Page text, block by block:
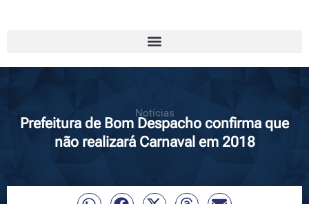
Notícias
Prefeitura de Bom Despacho confirma que
não realizará Carnaval em 2018